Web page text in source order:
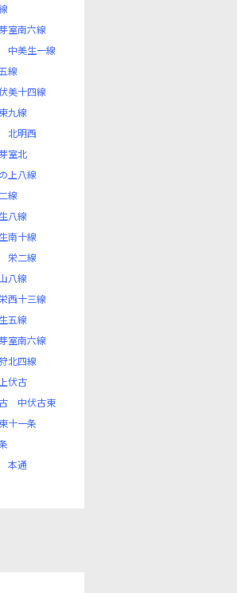
室南六線
中美生一線
線
美十四線
九線
北明西
室北
上八線
線
八線
南十線
栄二線
八線
西十三線
五線
室南六線
北四線
上伏古
中伏古東
東十一条
本通